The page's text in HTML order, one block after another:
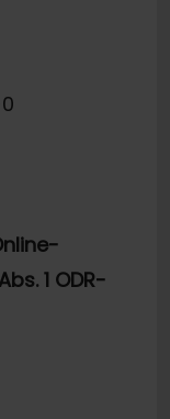
1 ODR-